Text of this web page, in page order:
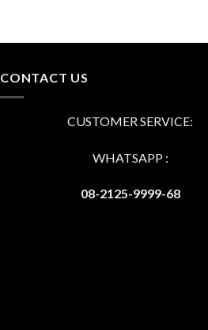
CONTACT US
CUSTOMER SERVICE:
WHATSAPP :
08-2125-9999-68